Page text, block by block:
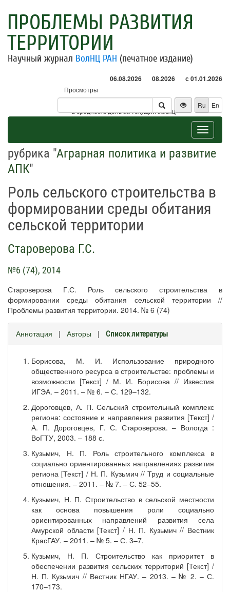
ПРОБЛЕМЫ РАЗВИТИЯ
ТЕРРИТОРИИ
Научный журнал ВолНЦ РАН (печатное издание)
06.08.2026 08.2026 с 01.01.2026
Просмотры
Посетители
* - в среднем в день за текущий месяц
Ru En
Toggle
рубрика "Аграрная политика и развитие
АПК"
Роль сельского строительства в
формировании среды обитания
сельской территории
Староверова Г.С.
№6 (74), 2014
Староверова Г.С. Роль сельского строительства в
формировании среды обитания сельской территории //
Проблемы развития территории. 2014. № 6 (74)
Аннотация | Авторы | Список литературы
Борисова, М. И. Использование природного
общественного ресурса в строительстве: проблемы и
возможности [Текст] / М. И. Борисова // Известия
ИГЭА. – 2011. – № 6. – С. 129–132.
Дороговцев, А. П. Сельский строительный комплекс
региона: состояние и направления развития [Текст] /
А. П. Дороговцев, Г. С. Староверова. – Вологда :
ВоГТУ, 2003. – 188 с.
Кузьмич, Н. П. Роль строительного комплекса в
социально ориентированных направлениях развития
региона [Текст] / Н. П. Кузьмич // Труд и социальные
отношения. – 2011. – № 7. – С. 52–55.
Кузьмич, Н. П. Строительство в сельской местности
как основа повышения роли социально
ориентированных направлений развития села
Амурской области [Текст] / Н. П. Кузьмич // Вестник
КрасГАУ. – 2011. – № 5. – С. 3–7.
Кузьмич, Н. П. Строительство как приоритет в
обеспечении развития сельских территорий [Текст] /
Н. П. Кузьмич // Вестник НГАУ. – 2013. – № 2. – С.
170–173.